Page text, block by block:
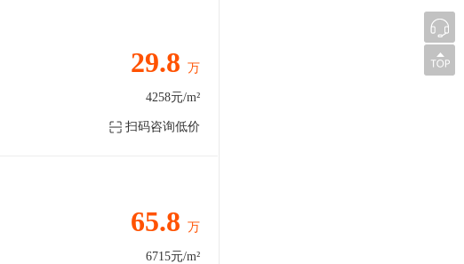
29.8 万
4258元/m²
扫码咨询低价
65.8 万
6715元/m²